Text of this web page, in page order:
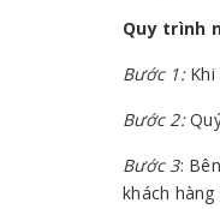
Quy trình
Bước 1:Khi
Bước 2:
Bước 3:
khách